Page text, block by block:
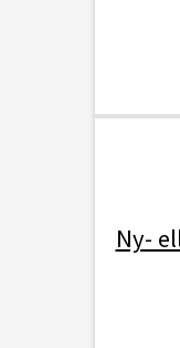
Ny-